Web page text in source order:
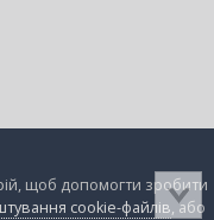
щоб допомогти зробити
cookie-файлів, або